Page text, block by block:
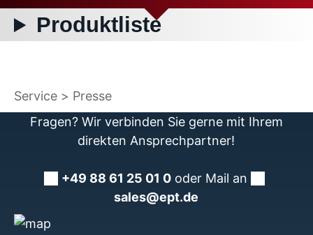
Produktliste
Service
Presse
Fragen? Wir verbinden Sie gerne mit Ihrem
direkten Ansprechpartner!
+49 88 61 25 01 0 oder Mail an
sales@ept.de